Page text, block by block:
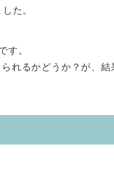
た。
す。
れるかどうか？が、結